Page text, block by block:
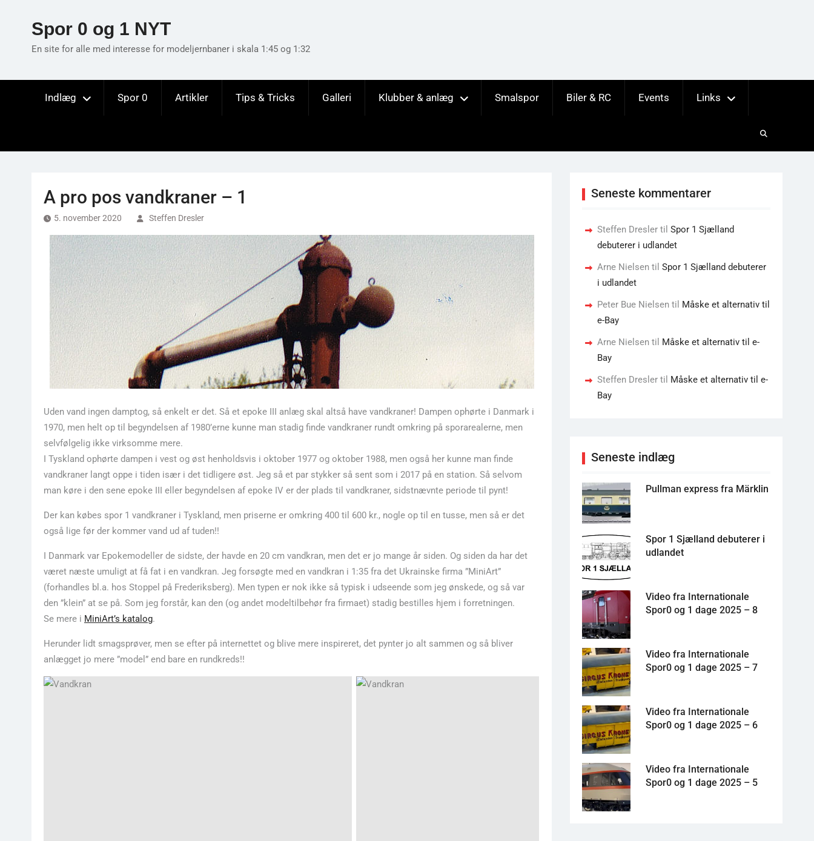
Spor 0 og 1 NYT
En site for alle med interesse for modeljernbaner i skala 1:45 og 1:32
Indlæg Spor 0 Artikler Tips & Tricks Galleri Klubber & anlæg Smalspor Biler & RC Events Links
A pro pos vandkraner – 1
5. november 2020 Steffen Dresler
Uden vand ingen damptog, så enkelt er det. Så et epoke III anlæg skal altså have vandkraner! Dampen ophørte i Danmark i
1970, men helt op til begyndelsen af 1980’erne kunne man stadig finde vandkraner rundt omkring på sporarealerne, men
selvfølgelig ikke virksomme mere.
I Tyskland ophørte dampen i vest og øst henholdsvis i oktober 1977 og oktober 1988, men også her kunne man finde
vandkraner langt oppe i tiden især i det tidligere øst. Jeg så et par stykker så sent som i 2017 på en station. Så selvom
man køre i den sene epoke III eller begyndelsen af epoke IV er der plads til vandkraner, sidstnævnte periode til pynt!
Der kan købes spor 1 vandkraner i Tyskland, men priserne er omkring 400 til 600 kr., nogle op til en tusse, men så er det
også lige før der kommer vand ud af tuden!!
I Danmark var Epokemodeller de sidste, der havde en 20 cm vandkran, men det er jo mange år siden. Og siden da har det
været næste umuligt at få fat i en vandkran. Jeg forsøgte med en vandkran i 1:35 fra det Ukrainske firma ”MiniArt”
(forhandles bl.a. hos Stoppel på Frederiksberg). Men typen er nok ikke så typisk i udseende som jeg ønskede, og så var
den ”klein” at se på. Som jeg forstår, kan den (og andet modeltilbehør fra firmaet) stadig bestilles hjem i forretningen.
Se mere i MiniArt’s katalog.
Herunder lidt smagsprøver, men se efter på internettet og blive mere inspireret, det pynter jo alt sammen og så bliver
anlægget jo mere ”model” end bare en rundkreds!!
Seneste kommentarer
Steffen Dresler til Spor 1 Sjælland
debuterer i udlandet
Arne Nielsen til Spor 1 Sjælland debuterer
i udlandet
Peter Bue Nielsen til Måske et alternativ til
e-Bay
Arne Nielsen til Måske et alternativ til e-
Bay
Steffen Dresler til Måske et alternativ til e-
Bay
Seneste indlæg
Pullman express fra Märklin
Spor 1 Sjælland debuterer i
udlandet
Video fra Internationale
Spor0 og 1 dage 2025 – 8
Video fra Internationale
Spor0 og 1 dage 2025 – 7
Video fra Internationale
Spor0 og 1 dage 2025 – 6
Video fra Internationale
Spor0 og 1 dage 2025 – 5